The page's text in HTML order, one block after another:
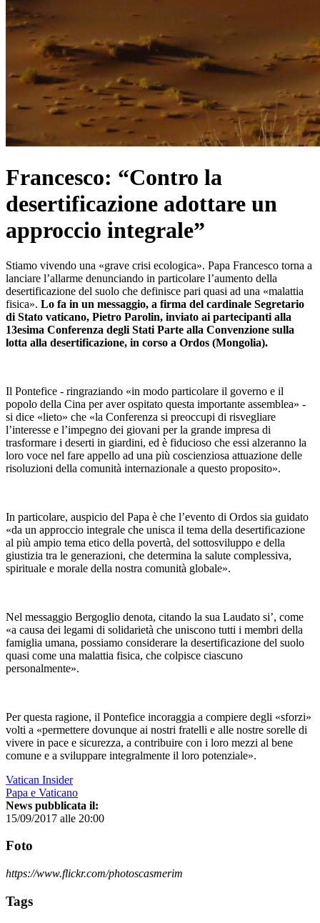
Francesco: “Contro la
desertificazione adottare un
approccio integrale”
Stiamo vivendo una «grave crisi ecologica». Papa Francesco torna a
lanciare l’allarme denunciando in particolare l’aumento della
desertificazione del suolo che definisce pari quasi ad una «malattia
fisica». Lo fa in un messaggio, a firma del cardinale Segretario
di Stato vaticano, Pietro Parolin, inviato ai partecipanti alla
13esima Conferenza degli Stati Parte alla Convenzione sulla
lotta alla desertificazione, in corso a Ordos (Mongolia).
Il Pontefice - ringraziando «in modo particolare il governo e il
popolo della Cina per aver ospitato questa importante assemblea» -
si dice «lieto» che «la Conferenza si preoccupi di risvegliare
l’interesse e l’impegno dei giovani per la grande impresa di
trasformare i deserti in giardini, ed è fiducioso che essi alzeranno la
loro voce nel fare appello ad una più coscienziosa attuazione delle
risoluzioni della comunità internazionale a questo proposito».
In particolare, auspicio del Papa è che l’evento di Ordos sia guidato
«da un approccio integrale che unisca il tema della desertificazione
al più ampio tema etico della povertà, del sottosviluppo e della
giustizia tra le generazioni, che determina la salute complessiva,
spirituale e morale della nostra comunità globale».
Nel messaggio Bergoglio denota, citando la sua Laudato si’, come
«a causa dei legami di solidarietà che uniscono tutti i membri della
famiglia umana, possiamo considerare la desertificazione del suolo
quasi come una malattia fisica, che colpisce ciascuno
personalmente».
Per questa ragione, il Pontefice incoraggia a compiere degli «sforzi»
volti a «permettere dovunque ai nostri fratelli e alle nostre sorelle di
vivere in pace e sicurezza, a contribuire con i loro mezzi al bene
comune e a sviluppare integralmente il loro potenziale».
Vatican Insider
Papa e Vaticano
News pubblicata il:
15/09/2017 alle 20:00
Foto
https://www.flickr.com/photoscasmerim
Tags